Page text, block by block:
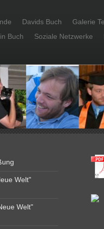
Davids Buch Galerie
Buch Soziale Netzwerke
Welt"
Welt"